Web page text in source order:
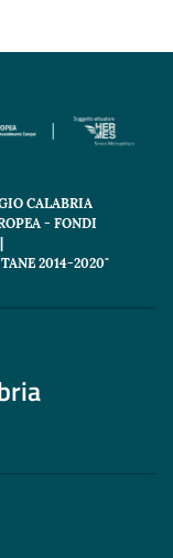
CALABRIA
- FONDI
2014-2020"